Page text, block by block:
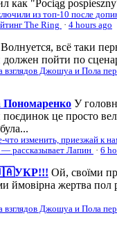
как "Pociąg
из топ-10 после
The Ring · 4 hours ago
Волнуется, всё таки
должен пойти по
взглядов Джошуа и Пола
У
це просто
что изменить, приезжай к
— рассказывает Лапин · 6
Ой, своїми
ймовірна жертва пол
взглядов Джошуа и Пола